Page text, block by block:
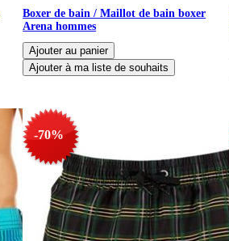
Boxer de bain / Maillot de bain boxer
Arena hommes
-70%